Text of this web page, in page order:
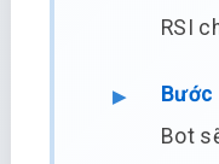
RSI
Bot